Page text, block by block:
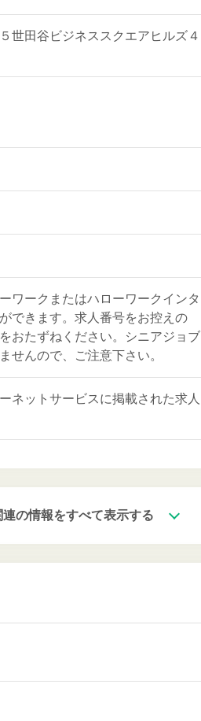
世田谷ビジネススクエアヒルズ４
ワークまたはハローワークインタ
できます。求人番号をお控えの
おたずねください。シニアジョブ
せんので、ご注意下さい。
ネットサービスに掲載された求人
連の情報をすべて表示する